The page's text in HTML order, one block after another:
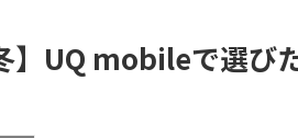
】UQ mobileで選び